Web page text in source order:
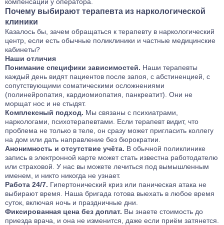
Почему выбирают терапевта из наркологической
клиники
Казалось бы, зачем обращаться к терапевту в наркологический
центр, если есть обычные поликлиники и частные медицинские
кабинеты?
Наши отличия
Понимание специфики зависимостей. Наши терапевты
каждый день видят пациентов после запоя, с абстиненцией, с
сопутствующими соматическими осложнениями
(полинейропатия, кардиомиопатия, панкреатит). Они не
морщат нос и не стыдят.
Комплексный подход. Мы связаны с психиатрами,
наркологами, психотерапевтами. Если терапевт видит, что
проблема не только в теле, он сразу может пригласить коллегу
на дом или дать направление без бюрократии.
Анонимность и отсутствие учёта. В обычной поликлинике
запись в электронной карте может стать известна работодателю
или страховой. У нас вы можете лечиться под вымышленным
именем, и никто никогда не узнает.
Работа 24/7. Гипертонический криз или паническая атака не
выбирают время. Наша бригада готова выехать в любое время
суток, включая ночь и праздничные дни.
Фиксированная цена без доплат. Вы знаете стоимость до
приезда врача, и она не изменится, даже если приём затянется.